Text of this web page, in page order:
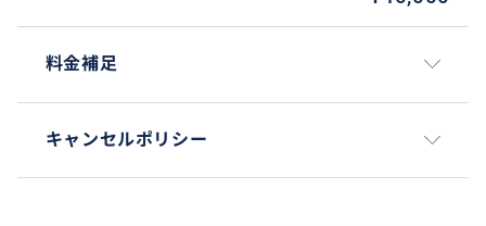
料金補足
キャンセルポリシー